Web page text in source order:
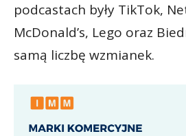
podcastach były TikTok,
McDonald’s, Lego oraz
samą liczbę wzmianek.